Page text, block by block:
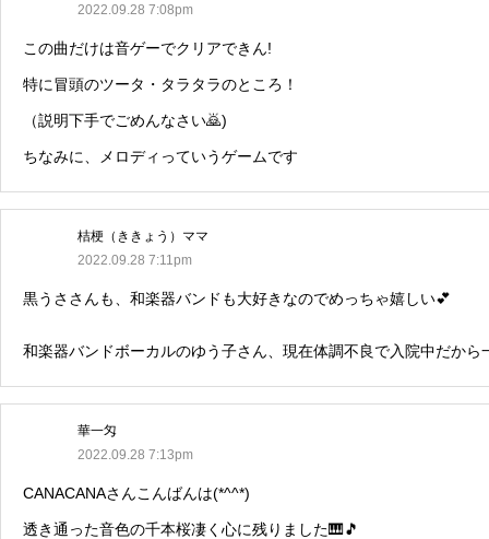
2022.09.28 7:08pm
この曲だけは音ゲーでクリアできん!
特に冒頭のツータ・タラタラのところ！
（説明下手でごめんなさい🙇)
ちなみに、メロディっていうゲームです
桔梗（ききょう）ママ
2022.09.28 7:11pm
黒うささんも、和楽器バンドも大好きなのでめっちゃ嬉しい💕
和楽器バンドボーカルのゆう子さん、現在体調不良で入院中だか
華一匁
2022.09.28 7:13pm
CANACANAさんこんばんは(*^^*)
透き通った音色の千本桜凄く心に残りました🎹🎵